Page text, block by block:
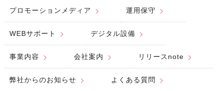
プロモーションメディア 運用保守
WEBサポート デジタル設備
事業内容 会社案内 リリースnote
弊社からのお知らせ よくある質問